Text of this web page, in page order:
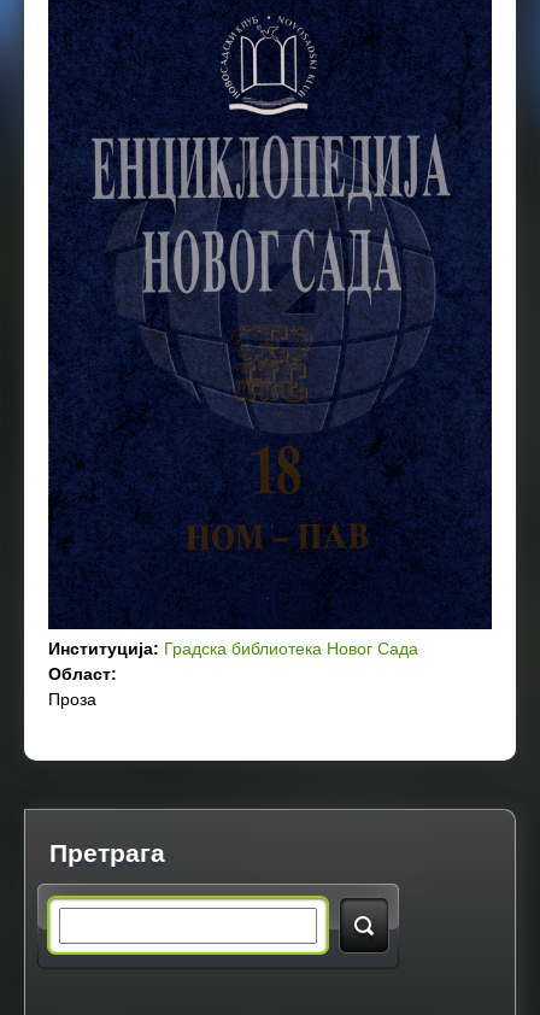
Институција: Градска библиотека Новог Сада
Област:
Проза
Претрага